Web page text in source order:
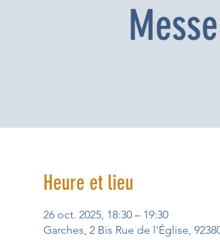
Heure et lieu
26 oct. 2025, 18:30 – 19:30
Garches, 2 Bis Rue de l'Église,